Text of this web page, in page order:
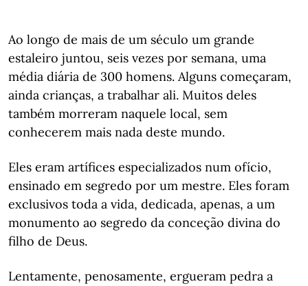
Ao longo de mais de um século um grande
estaleiro juntou, seis vezes por semana, uma
média diária de 300 homens. Alguns começaram,
ainda crianças, a trabalhar ali. Muitos deles
também morreram naquele local, sem
conhecerem mais nada deste mundo.
Eles eram artífices especializados num ofício,
ensinado em segredo por um mestre. Eles foram
exclusivos toda a vida, dedicada, apenas, a um
monumento ao segredo da conceção divina do
filho de Deus.
Lentamente, penosamente, ergueram pedra a